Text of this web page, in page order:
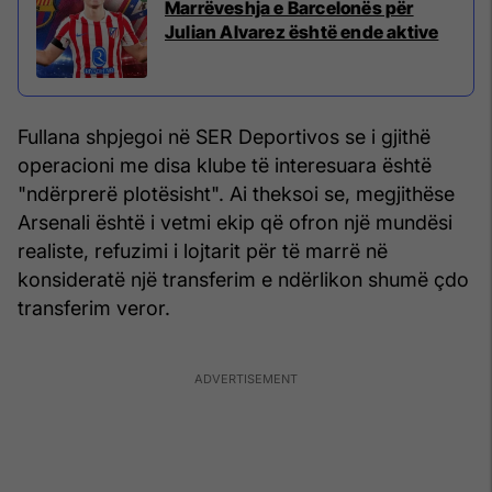
Marrëveshja e Barcelonës për
Julian Alvarez është ende aktive
Fullana shpjegoi në SER Deportivos se i gjithë
operacioni me disa klube të interesuara është
"ndërprerë plotësisht". Ai theksoi se, megjithëse
Arsenali është i vetmi ekip që ofron një mundësi
realiste, refuzimi i lojtarit për të marrë në
konsideratë një transferim e ndërlikon shumë çdo
transferim veror.